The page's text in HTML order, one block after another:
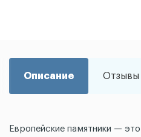
Описание Отзывы
Европейские памятники —